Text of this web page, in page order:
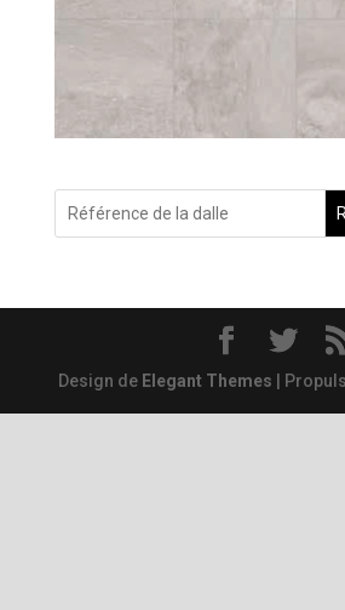
Design de Elegant Themes |